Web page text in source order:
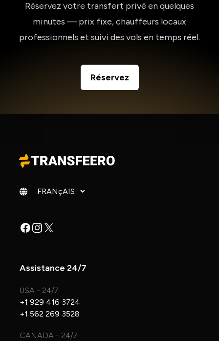
Réservez votre transfert privé en quelques
minutes — prix fixe, chauffeurs locaux
professionnels et suivi des vols en temps réel.
Réservez
Changer de langue
Facebook
Instagram
X
Assistance 24/7
USA - 24/7
+1 929 416 3724
+1 562 269 3528
CANADA - 24/7